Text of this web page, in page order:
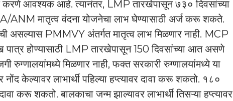
करणे आवश्यक आहे. त्यानंतर, LMP तारखेपासून ७३० दिवसांच्या
ANM मातृत्व वंदना योजनेचा लाभ घेण्यासाठी अर्ज करू शकते.
असल्यास PMMVY अंतर्गत मातृत्व लाभ मिळणार नाही. MCP
पात्र होण्यासाठी LMP तारखेपासून 150 दिवसांच्या आत असणे
मिळणार नाही, फक्त सरकारी रुग्णालयांमध्ये या
केल्यावर लाभार्थी पहिल्या हप्त्यावर दावा करू शकतो. १८०
करू शकतो. बालकाचा जन्म झाल्यावर लाभार्थी तिसऱ्या हप्त्यावर